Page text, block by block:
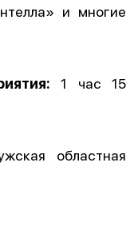
и многие
1 час 15
областная